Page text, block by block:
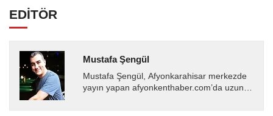
EDİTÖR
Mustafa Şengül
Mustafa Şengül, Afyonkarahisar merkezde
yayın yapan afyonkenthaber.com’da uzun
almakta, haber akışı...